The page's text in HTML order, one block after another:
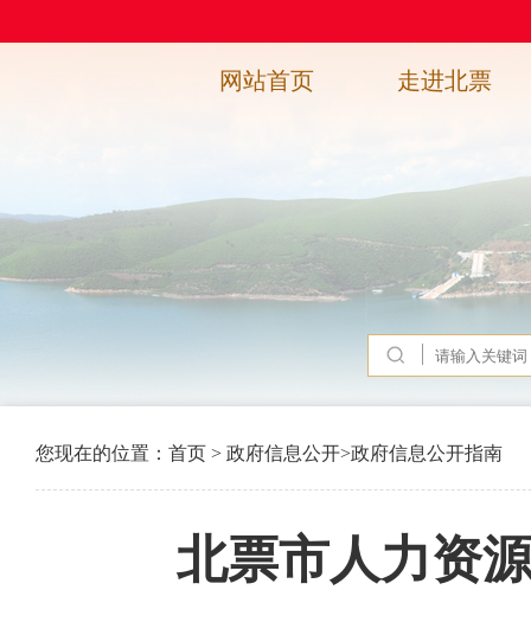
网站首页 走进北票
您现在的位置： 首页 > 政府信息公开>政府信息公开指南
北票市人力资